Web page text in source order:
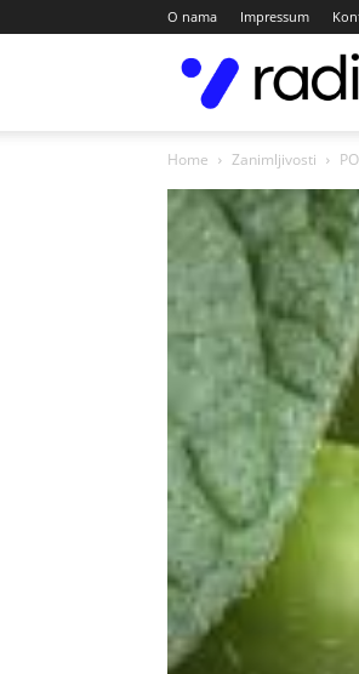
O nama Impressum
Home Zanimljivosti